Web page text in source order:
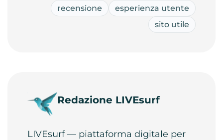
recensione
esperienza utente
sito utile
Redazione LIVEsurf
LIVEsurf — piattaforma digitale per